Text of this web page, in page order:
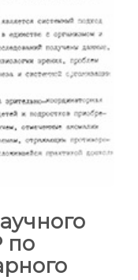
по